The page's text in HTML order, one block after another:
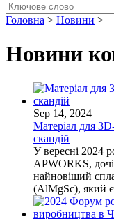
Головна > Новини >
Новини
Sep 14, 2024
Матеріал для
скандій
У вересні 2024
APWORKS,
найновіший
(AlMgSc), який